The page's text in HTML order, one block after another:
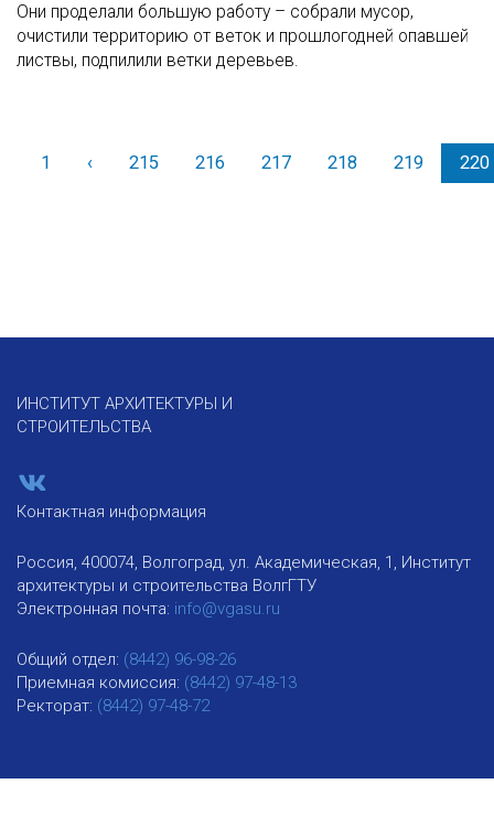
Они проделали большую работу – собрали мусор,
очистили территорию от веток и прошлогодней опавшей
листвы, подпилили ветки деревьев.
1 ‹Назад215 216 217 218 219 220
ИНСТИТУТ АРХИТЕКТУРЫ И
СТРОИТЕЛЬСТВА
Контактная информация
Россия, 400074, Волгоград, ул. Академическая, 1, Институт
архитектуры и строительства ВолгГТУ
Электронная почта: info@vgasu.ru
Общий отдел: (8442) 96-98-26
Приемная комиссия: (8442) 97-48-13
Ректорат: (8442) 97-48-72